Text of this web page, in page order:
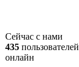
Сейчас с нами
435 пользователей
онлайн